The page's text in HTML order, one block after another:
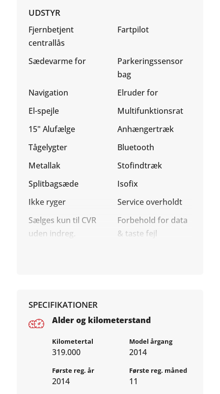
UDSTYR
Fjernbetjent
centrallås
Fartpilot
Sædevarme for
Parkeringssensor
bag
Navigation
Elruder for
El-spejle
Multifunktionsrat
15" Alufælge
Anhængertræk
Tågelygter
Bluetooth
Metallak
Stofindtræk
Splitbagsæde
Isofix
Ikke ryger
Service overholdt
Sælges kun til CVR
uden indreg.
Forbehold for data
& taste fejl
SPECIFIKATIONER
Alder og kilometerstand
Kilometertal
319.000
Model årgang
2014
Første reg. år
2014
Første reg. måned
11